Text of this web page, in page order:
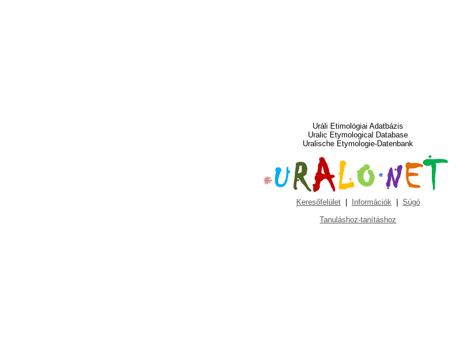
Uráli Etimológiai Adatbázis
Uralic Etymological Database
Uralische Etymologie-Datenbank
Keresőfelület| Információk| Súgó
Tanuláshoz-tanításhoz